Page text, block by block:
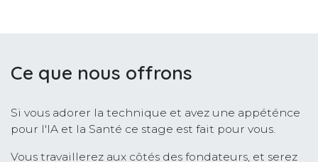
Ce que nous offrons
Si vous adorer la technique et avez une appéténce
pour l'IA et la Santé ce stage est fait pour vous.
Vous travaillerez aux côtés des fondateurs, et serez